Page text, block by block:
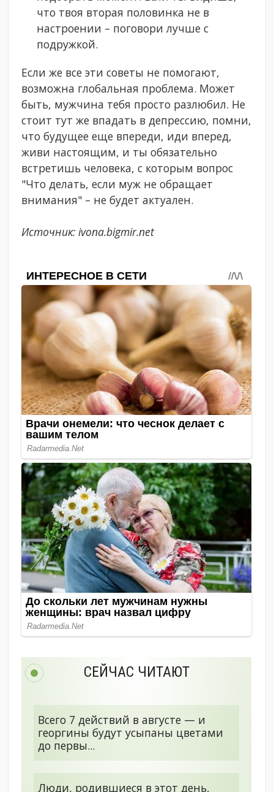
что твоя вторая половинка не в
настроении – поговори лучше с
подружкой.
Если же все эти советы не помогают,
возможна глобальная проблема. Может
быть, мужчина тебя просто разлюбил. Не
стоит тут же впадать в депрессию, помни,
что будущее еще впереди, иди вперед,
живи настоящим, и ты обязательно
встретишь человека, с которым вопрос
"Что делать, если муж не обращает
внимания" – не будет актуален.
Источник: ivona.bigmir.net
СЕЙЧАС ЧИТАЮТ
Всего 7 действий в августе — и
георгины будут усыпаны цветами
до первы...
Люди, родившиеся в этот день,